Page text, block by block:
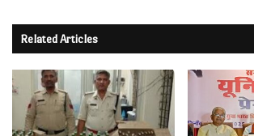
Related Articles